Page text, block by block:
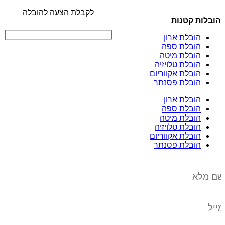
הובלות קטנות
הובלת ארון
הובלת ספה
הובלת מיטה
הובלת טלויזיה
הובלת אקווריום
הובלת פסנתר
הובלת ארון
הובלת ספה
הובלת מיטה
הובלת טלויזיה
הובלת אקווריום
הובלת פסנתר
לקבלת הצעה להובלה